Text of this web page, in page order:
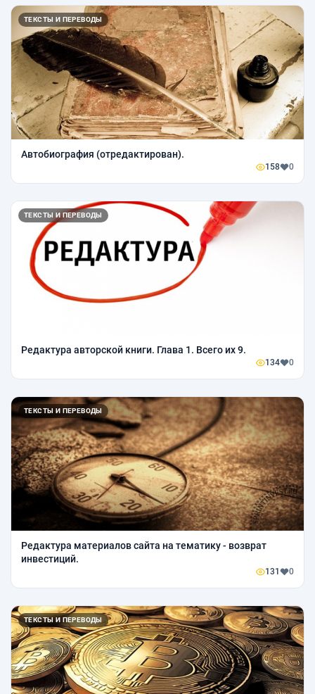
ТЕКСТЫ И ПЕРЕВОДЫ
Автобиография (отредактирован).
158 0
ТЕКСТЫ И ПЕРЕВОДЫ
Редактура авторской книги. Глава 1. Всего их 9.
134 0
ТЕКСТЫ И ПЕРЕВОДЫ
Редактура материалов сайта на тематику - возврат
инвестиций.
131 0
ТЕКСТЫ И ПЕРЕВОДЫ